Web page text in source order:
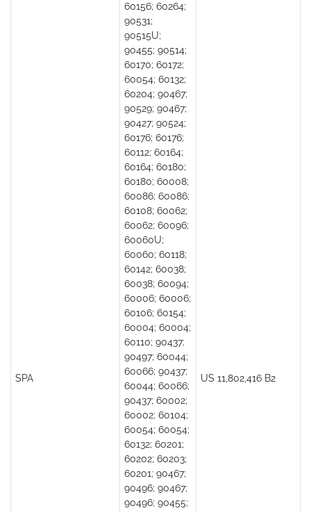
SPA
60156; 60264;
90531;
90515U;
90455; 90514;
60170; 60172;
60054; 60132;
60204; 90467;
90529; 90467;
90427; 90524;
60176; 60176;
60112; 60164;
60164; 60180;
60180; 60008;
60086; 60086;
60108; 60062;
60062; 60096;
60060U;
60060; 60118;
60142; 60038;
60038; 60094;
60006; 60006;
60106; 60154;
60004; 60004;
60110; 90437;
90497; 60044;
60066; 90437;
60044; 60066;
90437; 60002;
60002; 60104;
60054; 60054;
60132; 60201;
60202; 60203;
60201; 90467;
90496; 90467;
90496; 90455;
US 11,802,416 B2